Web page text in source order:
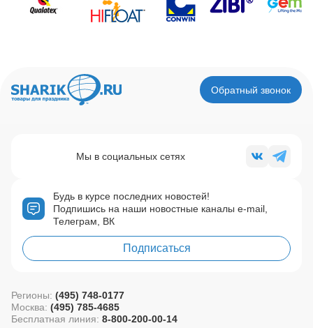
Обратный звонок
Будь в курсе последних новостей!
Подпишись на наши новостные каналы e-mail,
Телеграм, ВК
Подписаться
Мы в социальных сетях
Регионы: (495) 748-0177
Москва: (495) 785-4685
Бесплатная линия: 8-800-200-00-14